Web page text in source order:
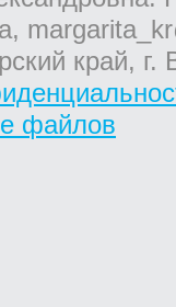
край,
файлов